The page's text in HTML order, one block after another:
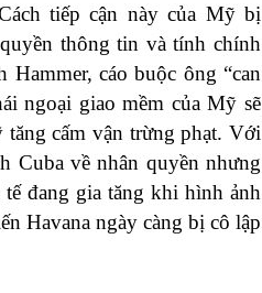
tiếp cận này của Mỹ bị
thông tin và tính chính
cáo buộc ông “can
ngoại giao mềm của Mỹ sẽ
cấm vận trừng phạt. Với
Cuba về nhân quyền nhưng
đang gia tăng khi hình ảnh
Havana ngày càng bị cô lập